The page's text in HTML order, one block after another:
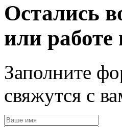
Остались
или
Заполните
свяжутся с